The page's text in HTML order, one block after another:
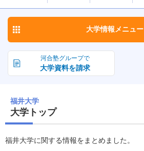
河合塾グループで
大学資料を請求
大学情報 メニュー
福井大学
大学トップ
福井大学に関する情報をまとめました。